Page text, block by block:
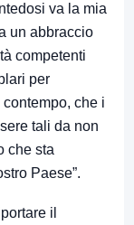
va la mia
un abbraccio
competenti
per
che i
tali da non
che sta
Paese”.
il